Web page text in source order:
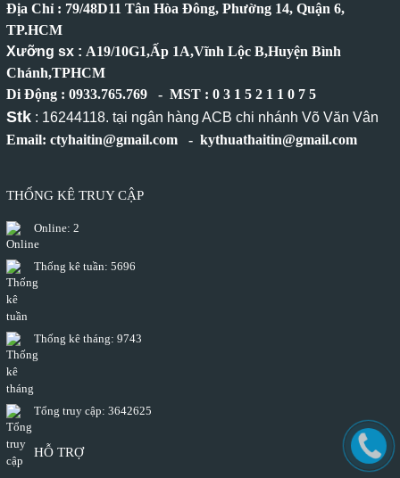
Địa Chỉ : 79/48D11 Tân Hòa Đông, Phường 14, Quận 6,
TP.HCM
Xưỡng sx : A19/10G1,Ấp 1A,Vĩnh Lộc B,Huyện Bình
Chánh,TPHCM
Di Động : 0933.765.769 - MST : 0 3 1 5 2 1 1 0 7 5
Stk: 16244118. tại ngân hàng ACB chi nhánh Võ Văn Vân
Email: ctyhaitin@gmail.com - kythuathaitin@gmail.com
THỐNG KÊ TRUY CẬP
Online: 2
Thống kê tuần: 5696
Thống kê tháng: 9743
Tổng truy cập: 3642625
HỖ TRỢ